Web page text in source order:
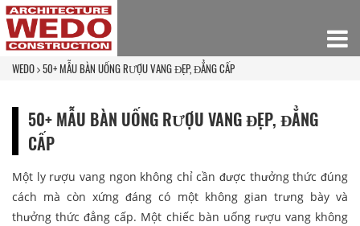
WEDO 50+ MẪU BÀN UỐNG RƯỢU VANG ĐẸP, ĐẲNG CẤP
50+ MẪU BÀN UỐNG RƯỢU VANG ĐẸP, ĐẲNG
CẤP
Một ly rượu vang ngon không chỉ cần được thưởng thức đúng
cách mà còn xứng đáng có một không gian trưng bày và
thưởng thức đẳng cấp. Một chiếc bàn uống rượu vang không